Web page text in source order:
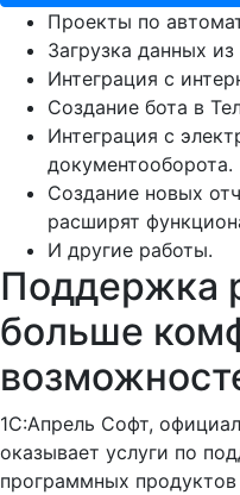
Проекты по
Загрузка данных из
Интеграция с
Создание бота в
Интеграция с
документооборота.
Создание новых
расширят
И другие работы.
Поддержка
больше
1C:Апрель Софт,
оказывает услуги по
программных